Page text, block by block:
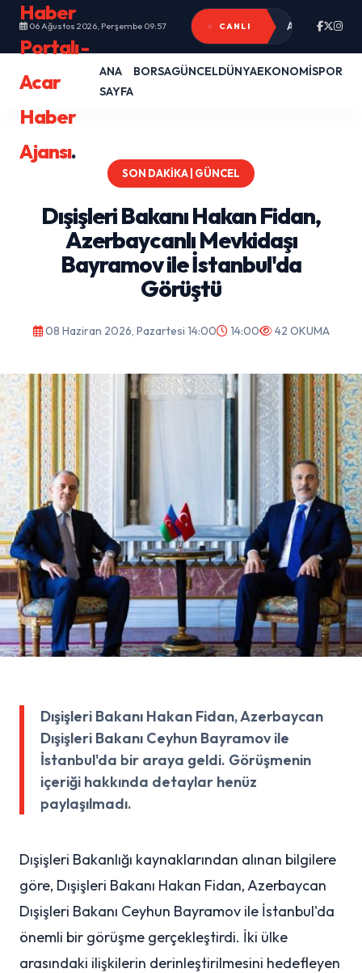
06 Ağustos 2026, Perşembe 09:57 CANLI Adana'da feci
Komşusunun
Haber
Portalı -
Acar
Haber
Ajansı.
ANA
SAYFA
BORSAGÜNCELDÜNYAEKONOMİSPOR
SON DAKIKA | GÜNCEL
Dışişleri Bakanı Hakan Fidan,
Azerbaycanlı Mevkidaşı
Bayramov ile İstanbul'da
Görüştü
08 Haziran 2026, Pazartesi 14:00 14:00 42 OKUMA
Dışişleri Bakanı Hakan Fidan, Azerbaycan
Dışişleri Bakanı Ceyhun Bayramov ile
İstanbul'da bir araya geldi. Görüşmenin
içeriği hakkında detaylar henüz
paylaşılmadı.
Dışişleri Bakanlığı kaynaklarından alınan bilgilere
göre, Dışişleri Bakanı Hakan Fidan, Azerbaycan
Dışişleri Bakanı Ceyhun Bayramov ile İstanbul'da
önemli bir görüşme gerçekleştirdi. İki ülke
arasındaki ilişkilerin derinleştirilmesini hedefleyen